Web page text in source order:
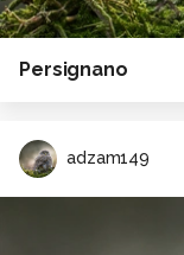
Persignano
adzam149